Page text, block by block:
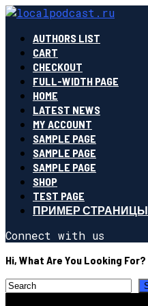
AUTHORS LIST
CART
CHECKOUT
FULL-WIDTH PAGE
HOME
LATEST NEWS
MY ACCOUNT
SAMPLE PAGE
SAMPLE PAGE
SAMPLE PAGE
SHOP
TEST PAGE
ПРИМЕР СТРАНИЦЫ
Connect with us
Hi, What Are You Looking For?